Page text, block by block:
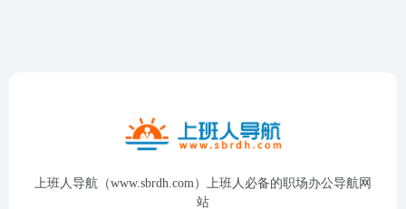
上班人导航（www.sbrdh.com）上班人必备的职场办公导航网
站